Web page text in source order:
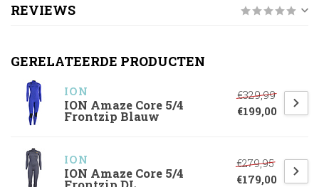
REVIEWS
GERELATEERDE PRODUCTEN
ION
ION Amaze Core 5/4
Frontzip Blauw
€329,99
€199,00
ION
ION Amaze Core 5/4
€279,95
€179,00